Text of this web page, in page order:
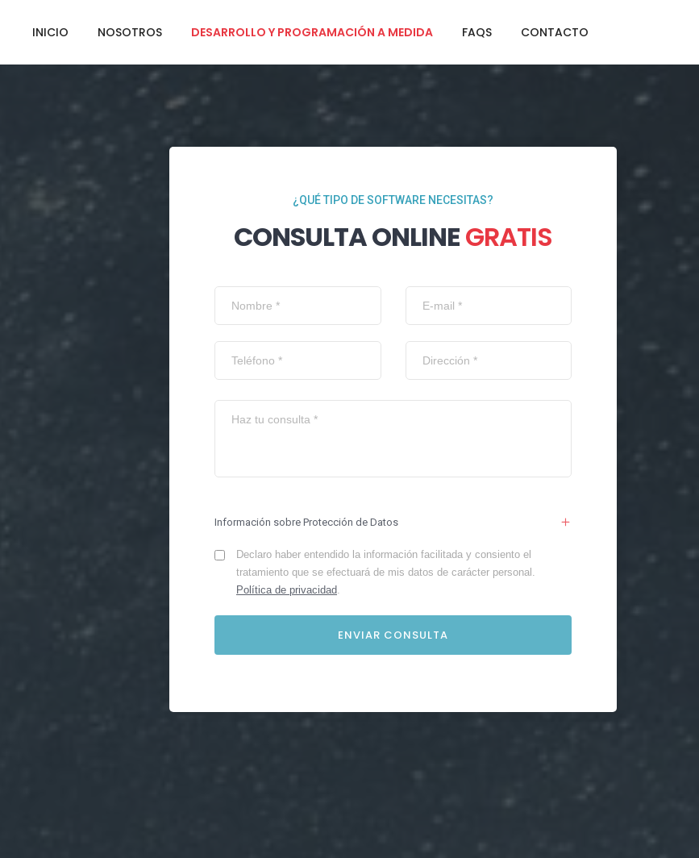
INICIO NOSOTROS DESARROLLO Y PROGRAMACIÓN A MEDIDA FAQS CONTACTO
¿QUÉ TIPO DE SOFTWARE NECESITAS?
CONSULTA ONLINEGRATIS
Información sobre Protección de Datos
Declaro haber entendido la información facilitada y consiento el
tratamiento que se efectuará de mis datos de carácter personal.
Política de privacidad.